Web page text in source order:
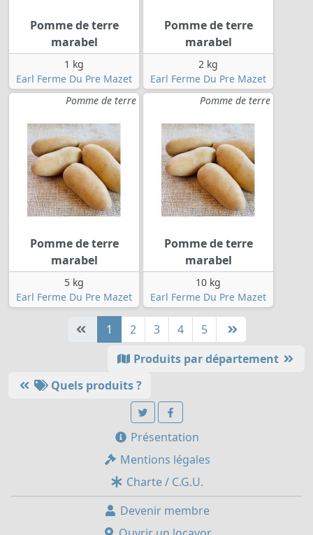
Pomme de terre
marabel
1 kg
Earl Ferme Du Pre Mazet
Pomme de terre
marabel
2 kg
Earl Ferme Du Pre Mazet
Pomme de terre
Pomme de terre
marabel
5 kg
Earl Ferme Du Pre Mazet
Pomme de terre
Pomme de terre
marabel
10 kg
Earl Ferme Du Pre Mazet
1 2 3 4
5
Produits par département
Quels produits ?
Présentation
Mentions légales
Charte / C.G.U.
Devenir membre